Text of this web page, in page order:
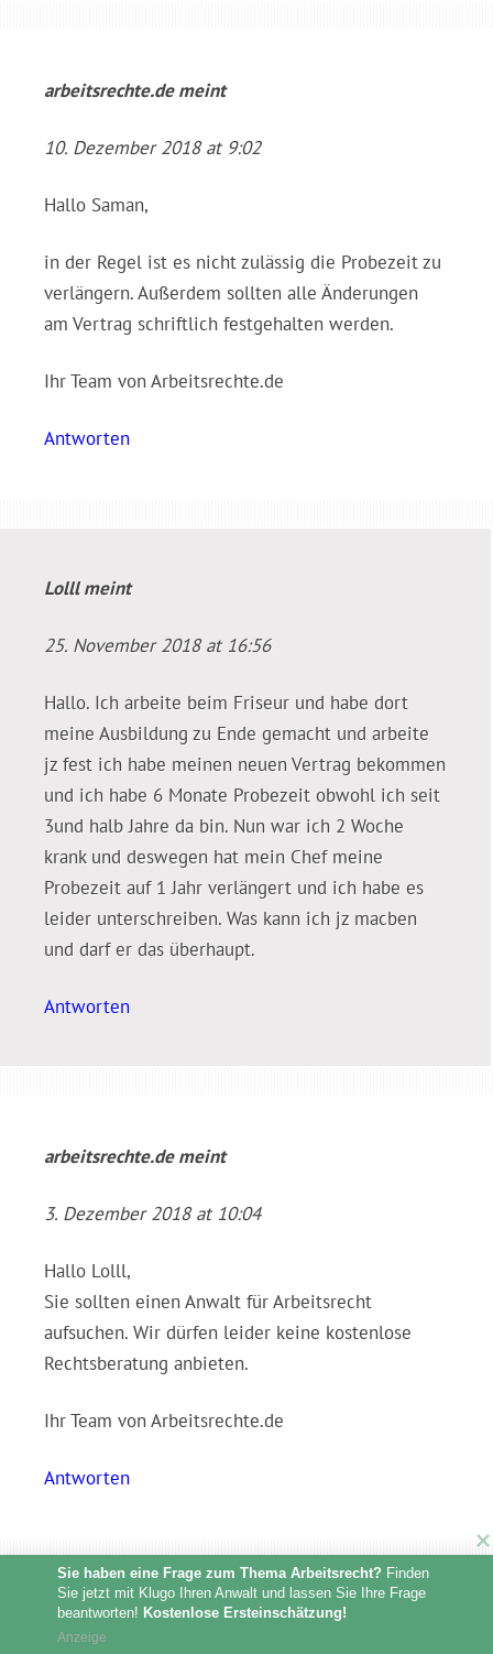
arbeitsrechte.demeint
10. Dezember 2018 at 9:02
Hallo Saman,
in der Regel ist es nicht zulässig die Probezeit zu
verlängern. Außerdem sollten alle Änderungen
am Vertrag schriftlich festgehalten werden.
Ihr Team von Arbeitsrechte.de
Antworten
Lolllmeint
25. November 2018 at 16:56
Hallo. Ich arbeite beim Friseur und habe dort
meine Ausbildung zu Ende gemacht und arbeite
jz fest ich habe meinen neuen Vertrag bekommen
und ich habe 6 Monate Probezeit obwohl ich seit
3und halb Jahre da bin. Nun war ich 2 Woche
krank und deswegen hat mein Chef meine
Probezeit auf 1 Jahr verlängert und ich habe es
leider unterschreiben. Was kann ich jz macben
und darf er das überhaupt.
Antworten
arbeitsrechte.demeint
3. Dezember 2018 at 10:04
Hallo Lolll,
Sie sollten einen Anwalt für Arbeitsrecht
aufsuchen. Wir dürfen leider keine kostenlose
Rechtsberatung anbieten.
Ihr Team von Arbeitsrechte.de
Antworten
Sven meint
Sie haben eine Frage zum Thema Arbeitsrecht? Finden
Sie jetzt mit Klugo Ihren Anwalt und lassen Sie Ihre Frage
beantworten! Kostenlose Ersteinschätzung!
Anzeige